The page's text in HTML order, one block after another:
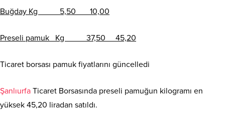
Buğday Kg 5,50 10,00
Preseli pamuk Kg 37,50 45,20
Ticaret borsası pamuk fiyatlarını güncelledi
Şanlıurfa Ticaret Borsasında preseli pamuğun kilogramı en
yüksek 45,20 liradan satıldı.